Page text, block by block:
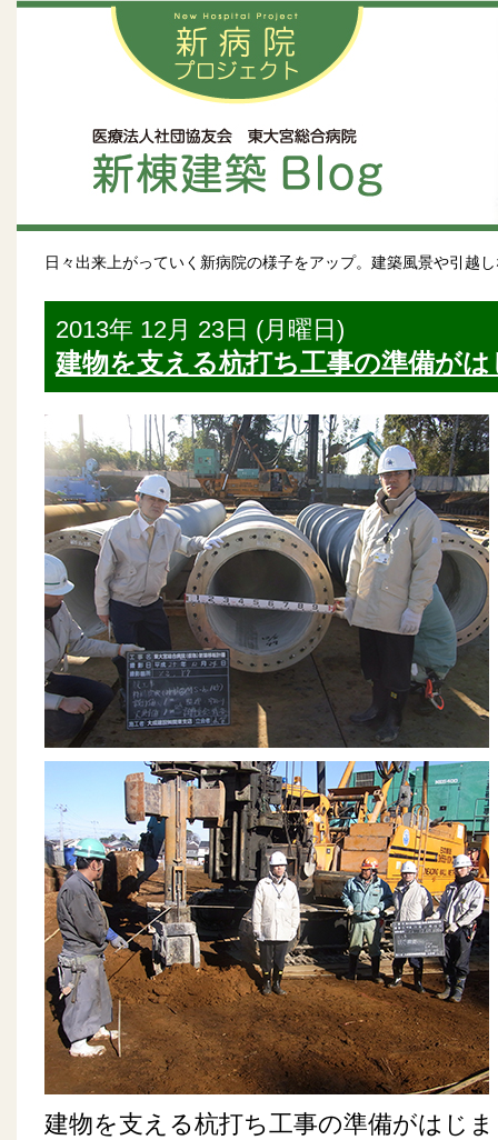
日々出来上がっていく新病院の様子をアップ。建築風景や引越
2013年 12月 23日 (月曜日)
建物を支える杭打ち工事の準備が
建物を支える杭打ち工事の準備がはじ